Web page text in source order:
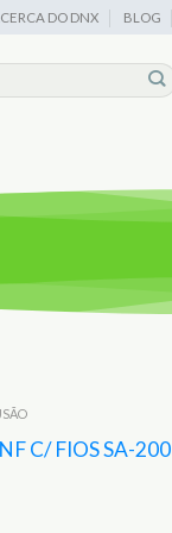
DO DNX BLOG
C/ FIOS SA-200